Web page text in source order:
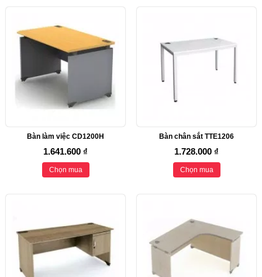
Bàn làm việc CD1200H
1.641.600 ₫
Chọn mua
Bàn chân sắt TTE1206
1.728.000 ₫
Chọn mua